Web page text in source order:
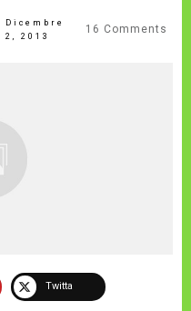
Dicembre
2, 2013
16 Comments
Twitta